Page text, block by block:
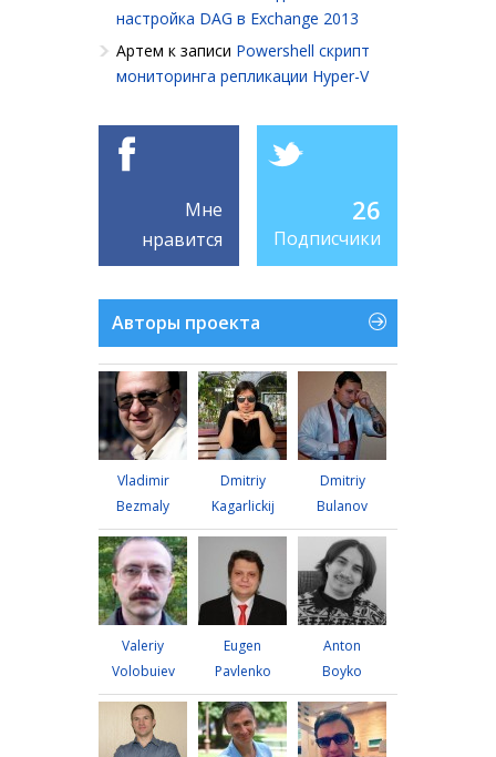
настройка DAG в Exchange 2013
Артем к записи Powershell cкрипт
мониторинга репликации Hyper-V
Мне
нравится
26
Подписчики
Авторы проекта
Vladimir
Bezmaly
Dmitriy
Kagarlickij
Dmitriy
Bulanov
Valeriy
Volobuiev
Eugen
Pavlenko
Anton
Boyko